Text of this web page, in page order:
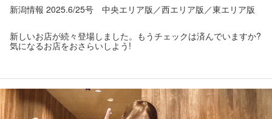
新潟情報 2025.6/25号 中央エリア版／西エリア版／東エリア版
新しいお店が続々登場しました。もうチェックは済んでいますか?
気になるお店をおさらいしよう!